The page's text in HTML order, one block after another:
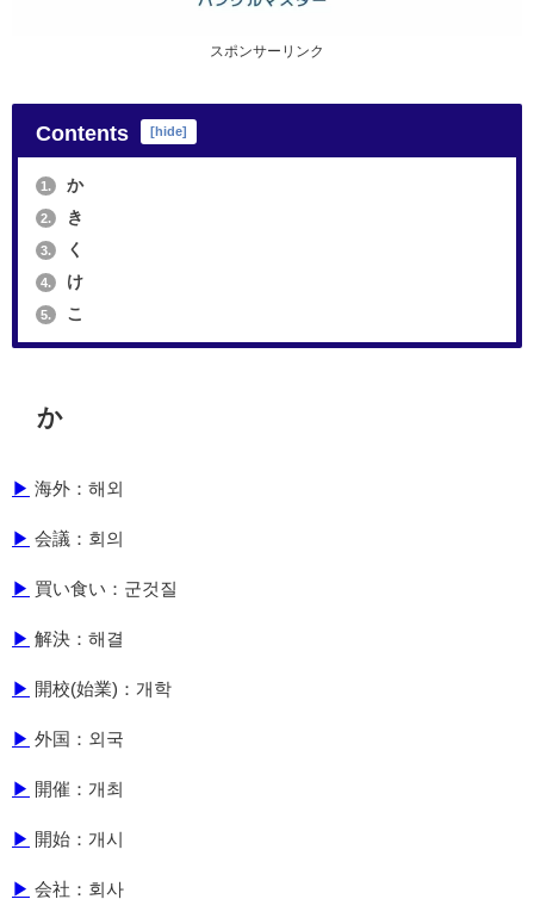
スポンサーリンク
Contents hide
1. か
2. き
3. く
4. け
5. こ
か
▶ 海外：해외
▶ 会議：회의
▶ 買い食い：군것질
▶ 解決：해결
▶ 開校(始業)：개학
▶ 外国：외국
▶ 開催：개최
▶ 開始：개시
▶ 会社：회사